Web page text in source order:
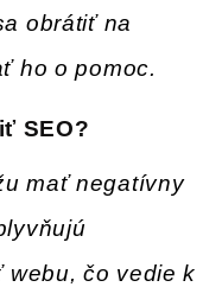
obrátiť na
ho o pomoc.
SEO?
mať negatívny
čo vedie k